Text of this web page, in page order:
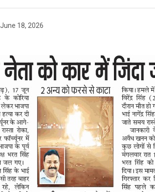
June 18, 2026